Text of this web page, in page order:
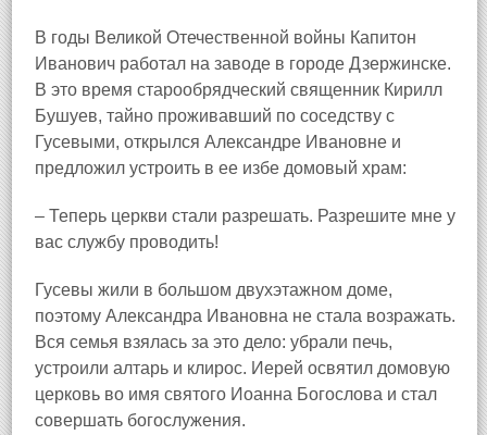
В годы Великой Отечественной войны Капитон
Иванович работал на заводе в городе Дзержинске.
В это время старообрядческий священник Кирилл
Бушуев, тайно проживавший по соседству с
Гусевыми, открылся Александре Ивановне и
предложил устроить в ее избе домовый храм:
– Теперь церкви стали разрешать. Разрешите мне у
вас службу проводить!
Гусевы жили в большом двухэтажном доме,
поэтому Александра Ивановна не стала возражать.
Вся семья взялась за это дело: убрали печь,
устроили алтарь и клирос. Иерей освятил домовую
церковь во имя святого Иоанна Богослова и стал
совершать богослужения.